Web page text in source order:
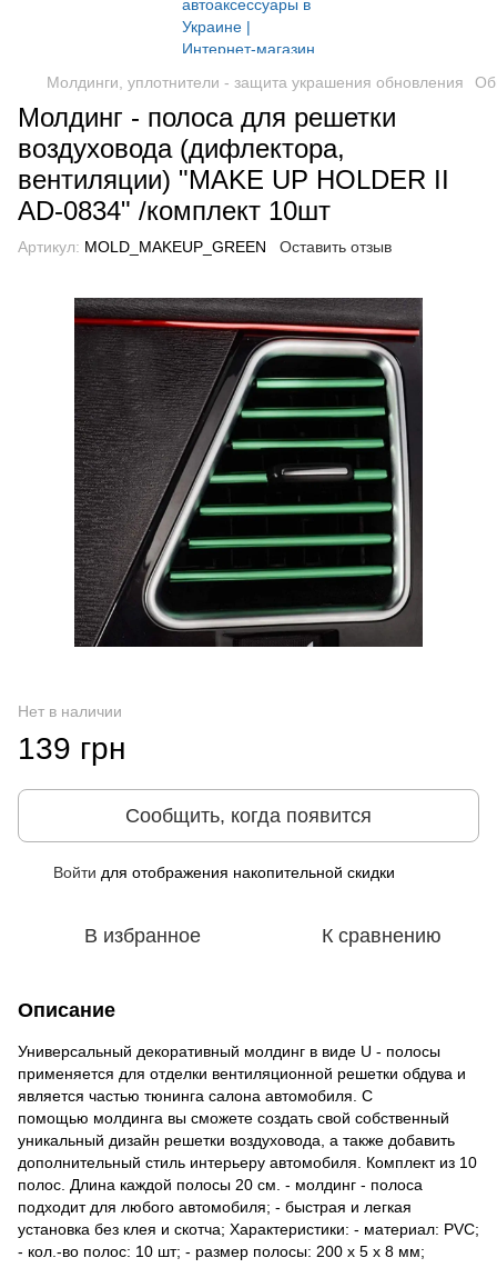
Молдинги, уплотнители - защита украшения обновления
Молдинг - полоса для решетки
воздуховода (дифлектора,
вентиляции) "MAKE UP HOLDER II
AD-0834" /комплект 10шт
Артикул: MOLD_MAKEUP_GREEN Оставить отзыв
Нет в наличии
139 грн
Сообщить, когда появится
Войти для отображения накопительной скидки
В избранное К сравнению
Описание
Универсальный декоративный молдинг в виде U - полосы
применяется для отделки вентиляционной решетки обдува и
является частью тюнинга салона автомобиля. С
помощью молдинга вы сможете создать свой собственный
уникальный дизайн решетки воздуховода, а также добавить
дополнительный стиль интерьеру автомобиля. Комплект из 10
полос. Длина каждой полосы 20 см. - молдинг - полоса
подходит для любого автомобиля; - быстрая и легкая
установка без клея и скотча; Характеристики: - материал: PVC;
- кол.-во полос: 10 шт; - размер полосы: 200 х 5 х 8 мм;